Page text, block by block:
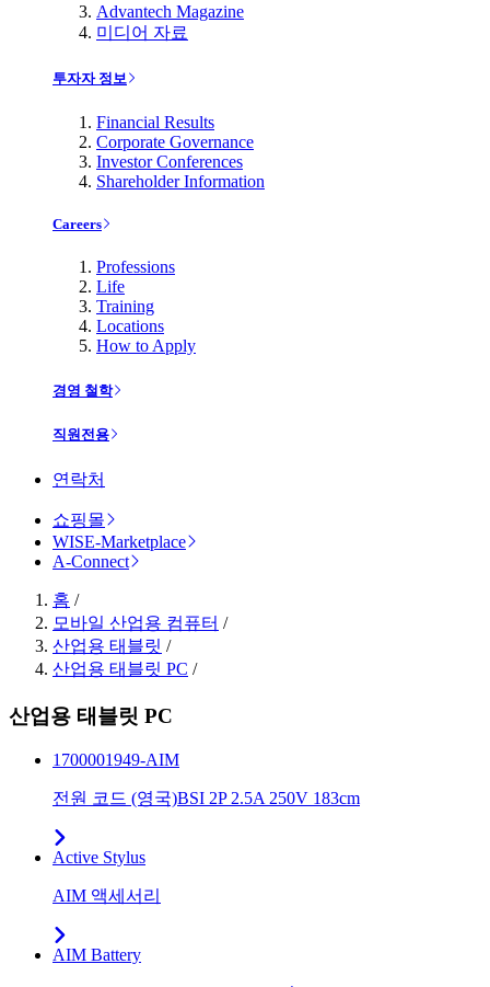
Advantech Magazine
미디어 자료
투자자 정보
Financial Results
Corporate Governance
Investor Conferences
Shareholder Information
Careers
Professions
Life
Training
Locations
How to Apply
경영 철학
직원전용
연락처
쇼핑몰
WISE-Marketplace
A-Connect
홈 /
모바일 산업용 컴퓨터 /
산업용 태블릿 /
산업용 태블릿 PC /
산업용 태블릿 PC
1700001949-AIM
전원 코드 (영국)BSI 2P 2.5A 250V 183cm
Active Stylus
AIM 액세서리
AIM Battery